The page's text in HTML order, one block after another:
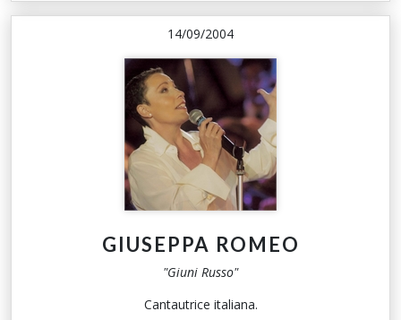
14/09/2004
GIUSEPPA ROMEO
"Giuni Russo"
Cantautrice italiana.